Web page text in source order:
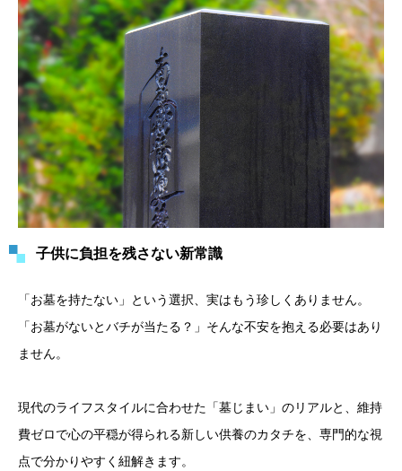
子供に負担を残さない新常識
「お墓を持たない」という選択、実はもう珍しくありません。
「お墓がないとバチが当たる？」そんな不安を抱える必要はあり
ません。
現代のライフスタイルに合わせた「墓じまい」のリアルと、維持
費ゼロで心の平穏が得られる新しい供養のカタチを、専門的な視
点で分かりやすく紐解きます。